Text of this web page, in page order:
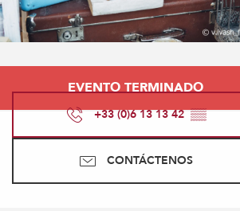
Horarios y
EVENTO TERMINADO
+33 (0)6 13 13 42▒▒
CONTÁCTENOS